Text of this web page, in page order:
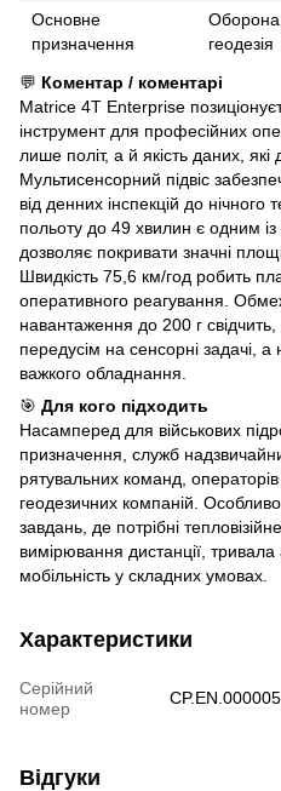
Основне
призначення
Оборона,
геодезія
💬 Коментар / коментарі
Matrice 4T Enterprise
інструмент для професійних
лише політ, а й якість даних, які
Мультисенсорний підвіс
від денних інспекцій до нічного
польоту до 49 хвилин є одним
дозволяє покривати значні
Швидкість 75,6 км/год робить
оперативного реагування.
навантаження до 200 г
передусім на сенсорні задачі,
важкого обладнання.
🎯 Для кого підходить
Насамперед для військових
призначення, служб
рятувальних команд,
геодезичних компаній.
завдань, де потрібні
вимірювання дистанції, тривала
мобільність у складних умовах.
Характеристики
Серійний
номер
Відгуки